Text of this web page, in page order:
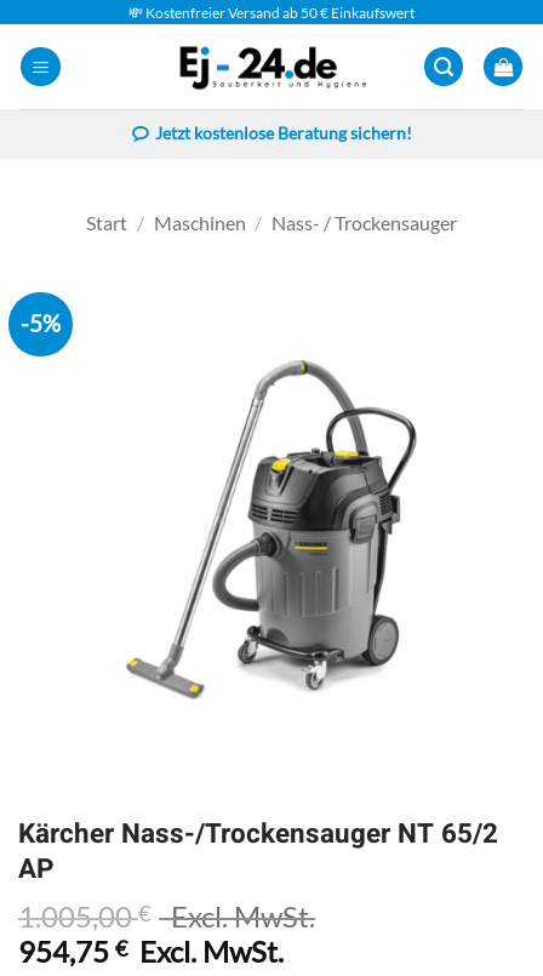
Inhalt
springen
💸 Kostenfreier Versand ab 50 € Einkaufswert
Jetzt kostenlose Beratung sichern!
Start / Maschinen / Nass- / Trockensauger
-5%
Kärcher Nass-/Trockensauger NT 65/2
AP
1.005,00€
Excl. MwSt.
954,75 € Excl. MwSt.